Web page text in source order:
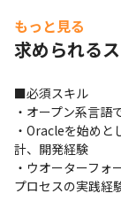
【開発環境】
■アジャイル、ウ
■コミュニケーシ
■その他：GitHub
もっと見る
求められる
■必須スキル
・オープン系言語
・Oracleを始めと
計、開発経験
・ウオーターフォ
プロセスの実践経